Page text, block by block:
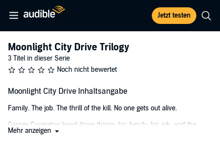
Jetzt testen
Moonlight City Drive Trilogy
3 Titel in dieser Serie
Noch nicht bewertet
Moonlight City Drive Inhaltsangabe
Family. The job. The thrill of the kill. No one gets out alive.
George Covington loved three things: his family, his job, and the
dames he killed every night. Detective Smith hated three things: his
Mehr anzeigen